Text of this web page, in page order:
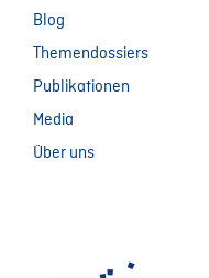
Blog
Themendossiers
Publikationen
Media
Über uns